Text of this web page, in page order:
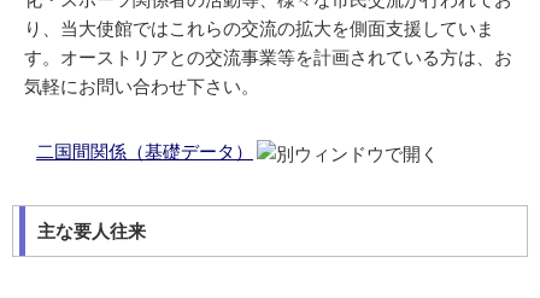
り、当大使館ではこれらの交流の拡大を側面支援していま
す。オーストリアとの交流事業等を計画されている方は、お
気軽にお問い合わせ下さい。
二国間関係（基礎データ）
主な要人往来